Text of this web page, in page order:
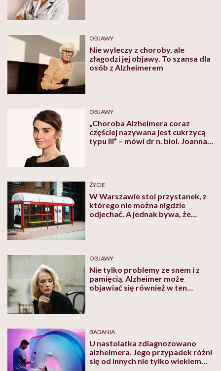
OBJAWY
Nie wyleczy z choroby, ale
złagodzi jej objawy. To szansa dla
osób z Alzheimerem
OBJAWY
„Choroba Alzheimera coraz
częściej nazywana jest cukrzycą
typu III” – mówi dr n. biol. Joanna
ŻYCIE
W Warszawie stoi przystanek, z
którego nie można nigdzie
odjechać. A jednak bywa, że
OBJAWY
Nie tylko problemy ze snem i z
pamięcią. Alzheimer może
objawiać się również w ten
BADANIA
U nastolatka zdiagnozowano
alzheimera. Jego przypadek różni
się od innych nie tylko wiekiem